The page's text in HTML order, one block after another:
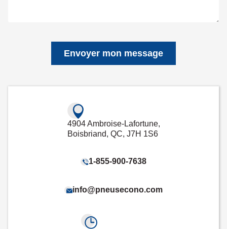
Envoyer mon message
4904 Ambroise-Lafortune,
Boisbriand, QC, J7H 1S6
1-855-900-7638
info@pneusecono.com